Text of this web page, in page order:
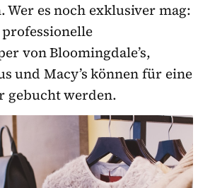
Wer es noch exklusiver mag:
von Bloomingdale’s,
und Macy’s können für eine
gebucht werden.